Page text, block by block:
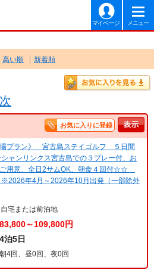
マイページ メニュー
高い順 新着順
次
お気に入りに登録
場プラン》 宮古島ステイゴルフ ５日間
ャンリンクス宮古島での３プレー付、お
用意、全日2サムOK、朝食４回付☆☆
※2026年4月～2026年10月出発（一部除外
自宅または前泊地
83,800～109,800円
4泊5日
朝4回、昼0回、夜0回